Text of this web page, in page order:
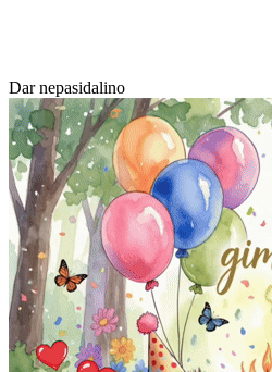
Dar nepasidalino